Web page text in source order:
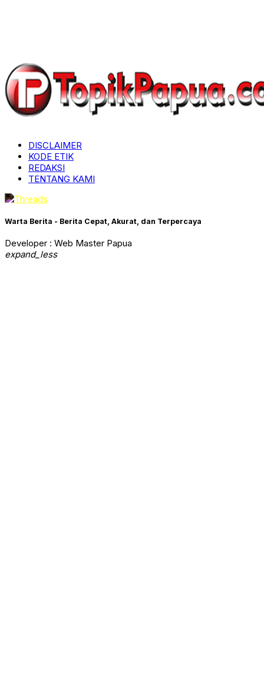
DISCLAIMER
KODE ETIK
REDAKSI
TENTANG KAMI
Warta Berita - Berita Cepat, Akurat, dan Terpercaya
Developer : Web Master Papua
expand_less